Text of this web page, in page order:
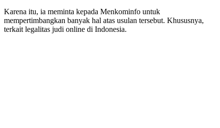
Karena itu, ia meminta kepada Menkominfo untuk
mempertimbangkan banyak hal atas usulan tersebut. Khususnya,
terkait legalitas judi online di Indonesia.